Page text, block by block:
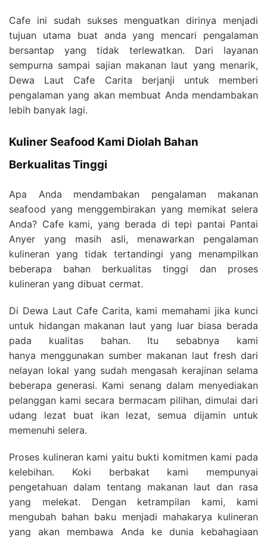
Cafe ini sudah sukses menguatkan dirinya menjadi
tujuan utama buat anda yang mencari pengalaman
bersantap yang tidak terlewatkan. Dari layanan
sempurna sampai sajian makanan laut yang menarik,
Dewa Laut Cafe Carita berjanji untuk memberi
pengalaman yang akan membuat Anda mendambakan
lebih banyak lagi.
Kuliner Seafood Kami Diolah Bahan
Berkualitas Tinggi
Apa Anda mendambakan pengalaman makanan
seafood yang menggembirakan yang memikat selera
Anda? Cafe kami, yang berada di tepi pantai Pantai
Anyer yang masih asli, menawarkan pengalaman
kulineran yang tidak tertandingi yang menampilkan
beberapa bahan berkualitas tinggi dan proses
kulineran yang dibuat cermat.
Di Dewa Laut Cafe Carita, kami memahami jika kunci
untuk hidangan makanan laut yang luar biasa berada
pada kualitas bahan. Itu sebabnya kami
hanya menggunakan sumber makanan laut fresh dari
nelayan lokal yang sudah mengasah kerajinan selama
beberapa generasi. Kami senang dalam menyediakan
pelanggan kami secara bermacam pilihan, dimulai dari
udang lezat buat ikan lezat, semua dijamin untuk
memenuhi selera.
Proses kulineran kami yaitu bukti komitmen kami pada
kelebihan. Koki berbakat kami mempunyai
pengetahuan dalam tentang makanan laut dan rasa
yang melekat. Dengan ketrampilan kami, kami
mengubah bahan baku menjadi mahakarya kulineran
yang akan membawa Anda ke dunia kebahagiaan